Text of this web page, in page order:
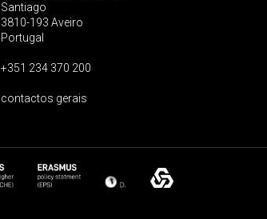
Santiago
3810-193 Aveiro
Portugal
+351 234 370 200
contactos gerais